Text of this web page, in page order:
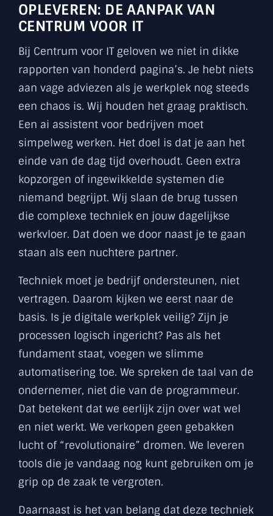
OPLEVEREN: DE AANPAK VAN
CENTRUM VOOR IT
Bij Centrum voor IT geloven we niet in dikke
rapporten van honderd pagina’s. Je hebt niets
aan vage adviezen als je werkplek nog steeds
een chaos is. Wij houden het graag praktisch.
Een ai assistent voor bedrijven moet
simpelweg werken. Het doel is dat je aan het
einde van de dag tijd overhoudt. Geen extra
kopzorgen of ingewikkelde systemen die
niemand begrijpt. Wij slaan de brug tussen
die complexe techniek en jouw dagelijkse
werkvloer. Dat doen we door naast je te gaan
staan als een nuchtere partner.
Techniek moet je bedrijf ondersteunen, niet
vertragen. Daarom kijken we eerst naar de
basis. Is je digitale werkplek veilig? Zijn je
processen logisch ingericht? Pas als het
fundament staat, voegen we slimme
automatisering toe. We spreken de taal van de
ondernemer, niet die van de programmeur.
Dat betekent dat we eerlijk zijn over wat wel
en niet werkt. We verkopen geen gebakken
lucht of “revolutionaire” dromen. We leveren
tools die je vandaag nog kunt gebruiken om je
grip op de zaak te vergroten.
Daarnaast is het van belang dat deze techniek